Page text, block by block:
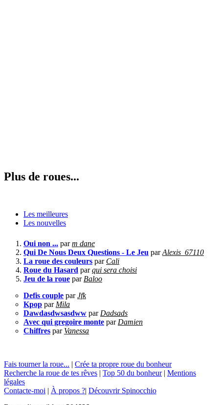
Plus de roues...
Les meilleures
Les nouvelles
Oui non ... parm dane
Qui De Nous Deux Questions - Le Jeu parAlexis_67110
La roue des couleurs par Cali
Roue du Hasard parqui sera choisi
Jeu de la roue par Baloo
Defis couple parJfk
Kpop par Mila
Dawdasdwsasdww par Dadsads
Avec qui gregoire monte par Damien
Chiffres par Vanessa
Fais tourner la roue... | Crée ta propre roue du bonheur
Recherche la roue de tes rêves | Top 50 du bonheur| Mentions
légales
Contacte-moi | À propos ?| Découvrir Spinocchio